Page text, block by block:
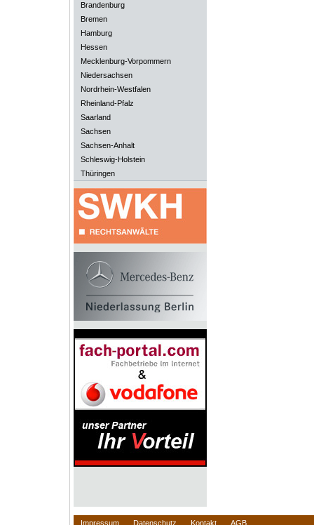
Brandenburg
Bremen
Hamburg
Hessen
Mecklenburg-Vorpommern
Niedersachsen
Nordrhein-Westfalen
Rheinland-Pfalz
Saarland
Sachsen
Sachsen-Anhalt
Schleswig-Holstein
Thüringen
Impressum Datenschutz Kontakt AGB